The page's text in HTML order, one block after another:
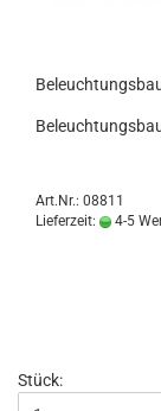
Art.Nr.: 08811
Lieferzeit:
4-5
Stück: